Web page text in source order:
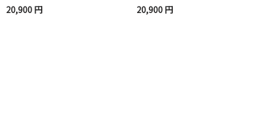
20,900 円 20,900 円